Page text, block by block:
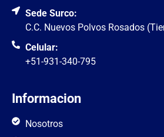
Sede Surco:
C.C. Nuevos Polvos Rosados
Celular:
+51-931-340-795
Informacion
Nosotros